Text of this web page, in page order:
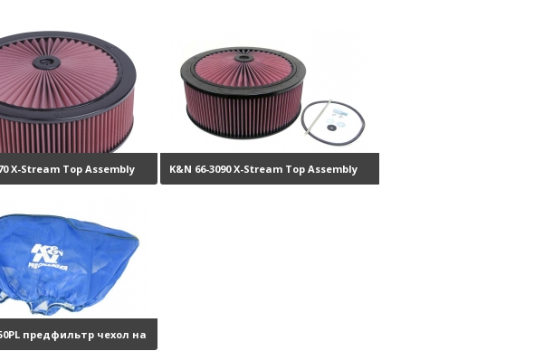
X-Stream Top Assembly K&N 66-3090 X-Stream Top Assembly
предфильтр чехол на